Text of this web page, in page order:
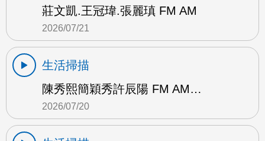
莊文凱.王冠瑋.張麗瑱 FM AM
2026/07/21
生活掃描
陳秀熙簡穎秀許辰陽 FM AM…
2026/07/20